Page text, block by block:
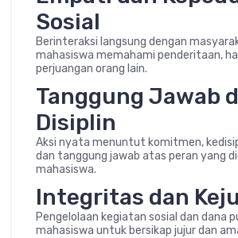
Sosial
Berinteraksi langsung dengan
mahasiswa memahami penderitaan,
perjuangan orang lain.
Tanggung Jawab
Disiplin
Aksi nyata menuntut komitmen,
dan tanggung jawab atas peran yang
mahasiswa.
Integritas dan
Pengelolaan kegiatan sosial dan dana
mahasiswa untuk bersikap jujur dan